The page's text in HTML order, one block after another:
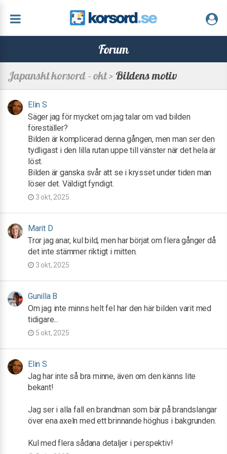
Forum
Japanskt korsord - okt > Bildens motiv
Elin S
Säger jag för mycket om jag talar om vad bilden
föreställer?
Bilden är komplicerad denna gången, men man ser den
tydligast i den lilla rutan uppe till vänster när det hela är
löst.
Bilden är ganska svår att se i krysset under tiden man
löser det. Väldigt fyndigt.
3 okt, 2025
Marit D
Tror jag anar, kul bild, men har börjat om flera gånger då
det inte stämmer riktigt i mitten.
3 okt, 2025
Gunilla B
Om jag inte minns helt fel har den här bilden varit med
tidigare...
5 okt, 2025
Elin S
Jag har inte så bra minne, även om den känns lite
bekant!
Jag ser i alla fall en brandman som bär på brandslangar
över ena axeln med ett brinnande höghus i bakgrunden.
Kul med flera sådana detaljer i perspektiv!